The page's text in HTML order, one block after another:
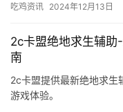
吃鸡资讯 2024年12月13日
2c卡盟绝地求生辅助
南
2c卡盟提供最新绝地求生
游戏体验。